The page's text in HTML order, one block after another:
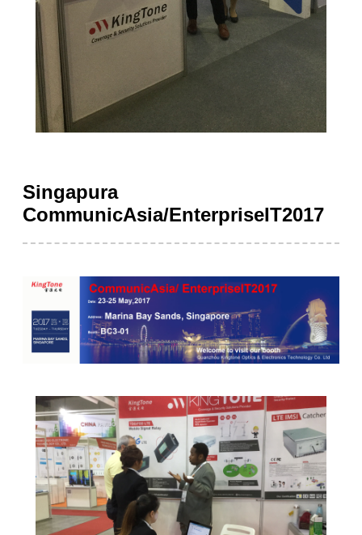
Singapura
CommunicAsia/EnterpriseIT2017